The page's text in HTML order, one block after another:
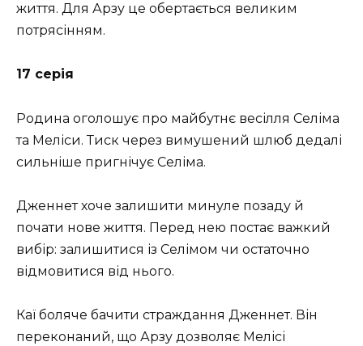
життя. Для Арзу це обертається великим
потрясінням.
17 серія
Родина оголошує про майбутнє весілля Селіма
та Меліси. Тиск через вимушений шлюб дедалі
сильніше пригнічує Селіма.
Дженнет хоче залишити минуле позаду й
почати нове життя. Перед нею постає важкий
вибір: залишитися із Селімом чи остаточно
відмовитися від нього.
Каї боляче бачити страждання Дженнет. Він
переконаний, що Арзу дозволяє Мелісі